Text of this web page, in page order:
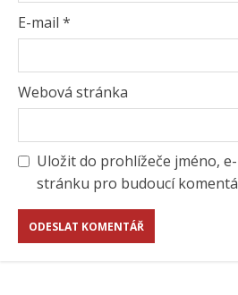
E-mail *
Webová stránka
Uložit do prohlížeče jméno,
stránku pro budoucí